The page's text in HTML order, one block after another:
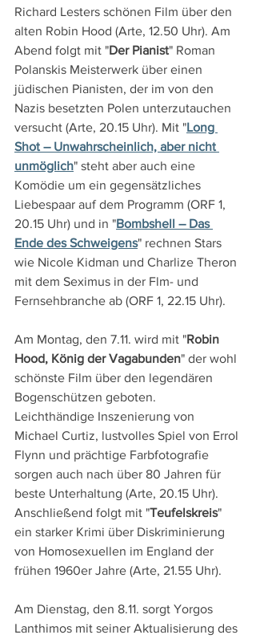
Richard Lesters schönen Film über den
alten Robin Hood (Arte, 12.50 Uhr). Am
Abend folgt mit "Der Pianist" Roman
Polanskis Meisterwerk über einen
jüdischen Pianisten, der im von den
Nazis besetzten Polen unterzutauchen
versucht (Arte, 20.15 Uhr). Mit "Long
Shot – Unwahrscheinlich, aber nicht
unmöglich" steht aber auch eine
Komödie um ein gegensätzliches
Liebespaar auf dem Programm (ORF 1,
20.15 Uhr) und in "Bombshell – Das
Ende des Schweigens" rechnen Stars
wie Nicole Kidman und Charlize Theron
mit dem Seximus in der Flm- und
Fernsehbranche ab (ORF 1, 22.15 Uhr).
Am Montag, den 7.11. wird mit "Robin
Hood, König der Vagabunden" der wohl
schönste Film über den legendären
Bogenschützen geboten.
Leichthändige Inszenierung von
Michael Curtiz, lustvolles Spiel von Errol
Flynn und prächtige Farbfotografie
sorgen auch nach über 80 Jahren für
beste Unterhaltung (Arte, 20.15 Uhr).
Anschließend folgt mit "Teufelskreis"
ein starker Krimi über Diskriminierung
von Homosexuellen im England der
frühen 1960er Jahre (Arte, 21.55 Uhr).
Am Dienstag, den 8.11. sorgt Yorgos
Lanthimos mit seiner Aktualisierung des